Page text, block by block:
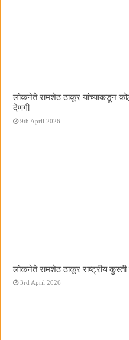
लोकनेते रामशेठ ठाकूर यांच्याकडून
देणगी
9th April 2026
लोकनेते रामशेठ ठाकूर राष्ट्रीय
3rd April 2026